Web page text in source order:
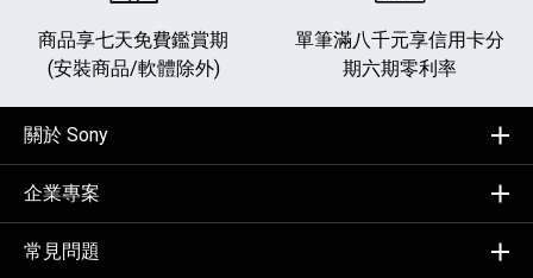
商品享七天免費鑑賞期
(安裝商品/軟體除外)
單筆滿八千元享信用卡分
期六期零利率
關於 Sony
企業專案
常見問題